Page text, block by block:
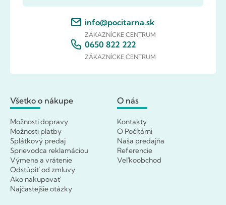
info@pocitarna.sk
ZÁKAZNÍCKE CENTRUM
0650 822 222
ZÁKAZNÍCKE CENTRUM
Všetko o nákupe
Možnosti dopravy
Možnosti platby
Splátkový predaj
Sprievodca reklamáciou
Výmena a vrátenie
Odstúpiť od zmluvy
Ako nakupovať
Najčastejšie otázky
O nás
Kontakty
O Počítárni
Naša predajňa
Referencie
Veľkoobchod